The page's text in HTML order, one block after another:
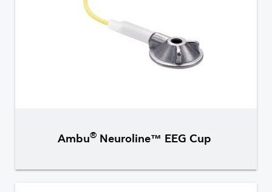
Ambu® Neuroline™ EEG Cup